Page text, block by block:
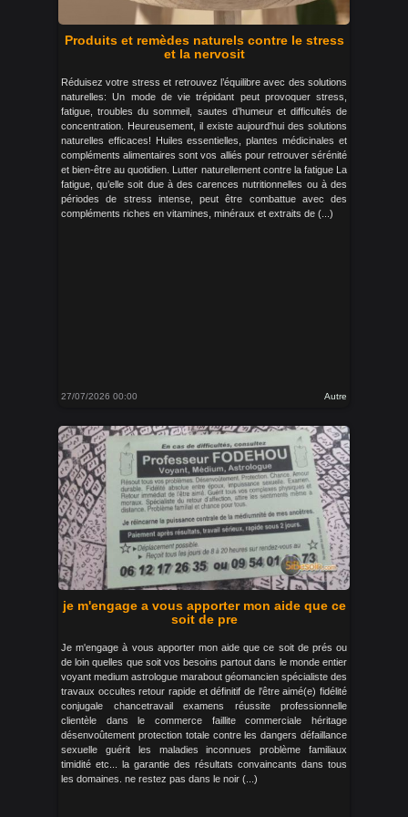
Produits et remèdes naturels contre le stress
et la nervosit
Réduisez votre stress et retrouvez l’équilibre avec des solutions
naturelles: Un mode de vie trépidant peut provoquer stress,
fatigue, troubles du sommeil, sautes d’humeur et difficultés de
concentration. Heureusement, il existe aujourd'hui des solutions
naturelles efficaces! Huiles essentielles, plantes médicinales et
compléments alimentaires sont vos alliés pour retrouver sérénité
et bien-être au quotidien. Lutter naturellement contre la fatigue La
fatigue, qu’elle soit due à des carences nutritionnelles ou à des
périodes de stress intense, peut être combattue avec des
compléments riches en vitamines, minéraux et extraits de (...)
27/07/2026 00:00 Autre
je m'engage a vous apporter mon aide que ce
soit de pre
Je m'engage à vous apporter mon aide que ce soit de prés ou
de loin quelles que soit vos besoins partout dans le monde entier
voyant medium astrologue marabout géomancien spécialiste des
travaux occultes retour rapide et définitif de l'être aimé(e) fidélité
conjugale chancetravail examens réussite professionnelle
clientèle dans le commerce faillite commerciale héritage
désenvoûtement protection totale contre les dangers défaillance
sexuelle guérit les maladies inconnues problème familiaux
timidité etc... la garantie des résultats convaincants dans tous
les domaines. ne restez pas dans le noir (...)